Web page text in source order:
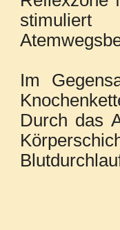
Im
Durch das